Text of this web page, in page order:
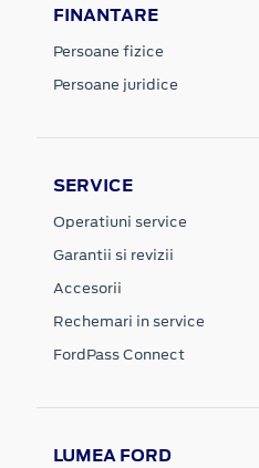
FINANTARE
Persoane fizice
Persoane juridice
SERVICE
Operatiuni service
Garantii si revizii
Accesorii
Rechemari in service
FordPass Connect
LUMEA FORD